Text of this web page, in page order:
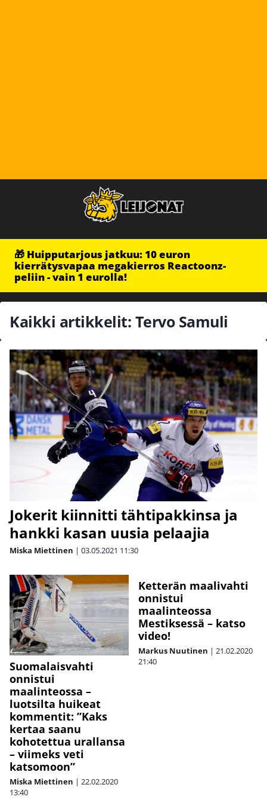
🎁 Huipputarjous jatkuu: 10 euron
kierrätysvapaa megakierros Reactoonz-
peliin - vain 1 eurolla!
Kaikki artikkelit: Tervo Samuli
Jokerit kiinnitti tähtipakkinsa ja
hankki kasan uusia pelaajia
Miska Miettinen | 03.05.2021 11:30
Suomalaisvahti
onnistui
maalinteossa –
luotsilta huikeat
kommentit: ”Kaks
kertaa saanu
kohotettua urallansa
– viimeks veti
katsomoon”
Miska Miettinen | 22.02.2020
13:40
Ketterän maalivahti
onnistui
maalinteossa
Mestiksessä – katso
video!
Markus Nuutinen | 21.02.2020
21:40